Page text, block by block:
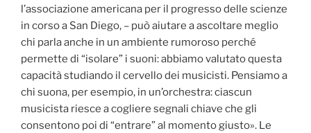
l’associazione americana per il progresso delle scienze
in corso a San Diego, – può aiutare a ascoltare meglio
chi parla anche in un ambiente rumoroso perché
permette di “isolare” i suoni: abbiamo valutato questa
capacità studiando il cervello dei musicisti. Pensiamo a
chi suona, per esempio, in un’orchestra: ciascun
musicista riesce a cogliere segnali chiave che gli
consentono poi di “entrare” al momento giusto». Le